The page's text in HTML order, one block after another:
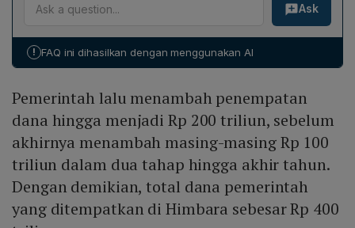
menggerakkan ekonomi dan memperbaiki likuiditas
perbankan sedang mengalami kekeringan, sehingga
bagi bank plat merah, sebagai satu‑satunya mesin
Ask
! FAQ ini dihasilkan dengan menggunakan AI
Pemerintah lalu menambah penempatan
dana hingga menjadi Rp 200 triliun, sebelum
akhirnya menambah masing-masing Rp 100
triliun dalam dua tahap hingga akhir tahun.
Dengan demikian, total dana pemerintah
yang ditempatkan di Himbara sebesar Rp 400